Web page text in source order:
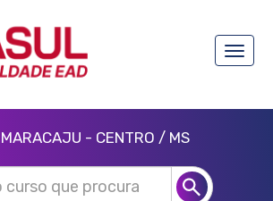
Toggle
- CENTRO / MS